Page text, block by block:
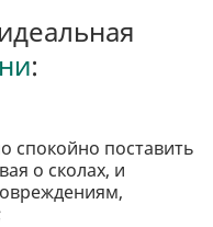
:
поставить
о сколах, и